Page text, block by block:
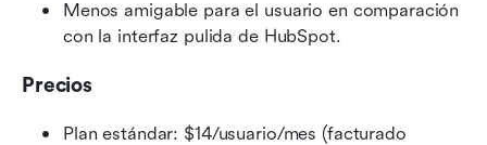
Menos amigable para el usuario en comparación
con la interfaz pulida de HubSpot.
Precios
Plan estándar: $14/usuario/mes (facturado